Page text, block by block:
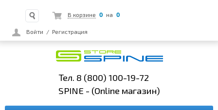
В корзине 0 на 0
Войти / Регистрация
Тел. 8 (800) 100-19-72
SPINE - (Online магазин)